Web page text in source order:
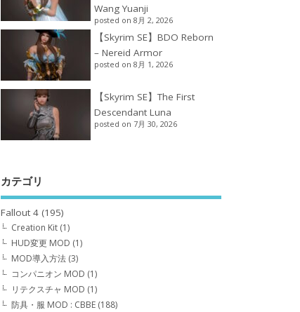
Wang Yuanji
posted on 8月 2, 2026
【Skyrim SE】BDO Reborn
– Nereid Armor
posted on 8月 1, 2026
【Skyrim SE】The First
Descendant Luna
posted on 7月 30, 2026
カテゴリ
Fallout 4 (195)
Creation Kit (1)
HUD変更 MOD (1)
MOD導入方法 (3)
コンパニオン MOD (1)
リテクスチャ MOD (1)
防具・服 MOD : CBBE (188)